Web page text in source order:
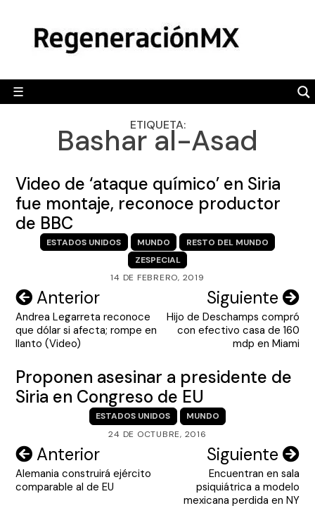
content
☰
POLÍTICA
CAMALEÓN
OPINIÓN
ENGLISH SECTION
ETIQUETA:
Bashar al-Asad
Video de ‘ataque químico’ en Siria
fue montaje, reconoce productor
de BBC
ESTADOS UNIDOS MUNDO
RESTO DEL MUNDO
ZESPECIAL
14 DE FEBRERO, 2019
Navegación
de
entradas
Anterior
Andrea Legarreta reconoce
que dólar si afecta; rompe en
llanto (Video)
Siguiente
Hijo de Deschamps compró
con efectivo casa de 160
mdp en Miami
Proponen asesinar a presidente de
Siria en Congreso de EU
ESTADOS UNIDOS
MUNDO
24 DE OCTUBRE, 2016
Navegación
de
Anterior
Alemania construirá ejército
comparable al de EU
Siguiente
Encuentran en sala
psiquiátrica a modelo
mexicana perdida en NY